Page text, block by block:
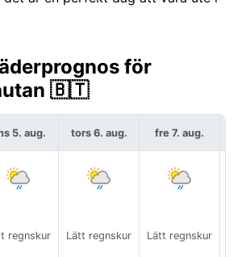
för
🇧🇹
5. aug.
regnskur
tors 6. aug.
Lätt regnskur
fre 7. aug.
Lätt regnskur